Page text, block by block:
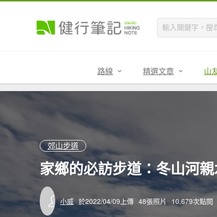
路線 精選文章 山
郊山步道
家鄉的必訪步道：冬山河
小威 於2022/04/09上傳 48張照片 10,679次點閱